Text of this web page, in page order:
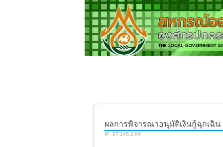
ผลการพิจารณาอนุมัติเงินกู้ฉุกเฉิ
IP: 27.145.2.84